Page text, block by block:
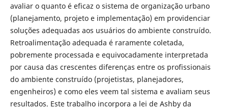
avaliar o quanto é eficaz o sistema de organização urbano
(planejamento, projeto e implementação) em providenciar
soluções adequadas aos usuários do ambiente construído.
Retroalimentação adequada é raramente coletada,
pobremente processada e equivocadamente interpretada
por causa das crescentes diferenças entre os profissionais
do ambiente construído (projetistas, planejadores,
engenheiros) e como eles veem tal sistema e avaliam seus
resultados. Este trabalho incorpora a lei de Ashby da